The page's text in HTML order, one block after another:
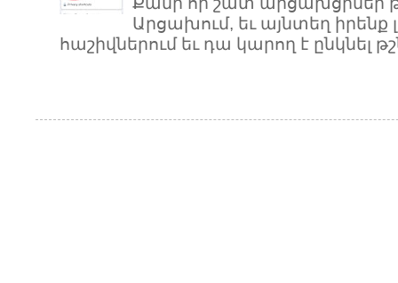
Արցախում, եւ այնտեղ իրենք
հաշիվներում եւ դա կարող է ընկնել